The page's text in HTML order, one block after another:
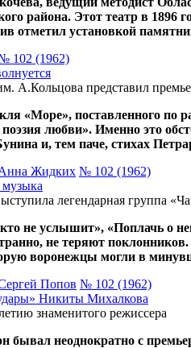
района. Этот театр в 1896
отметил установкой
102 (1962)
А.Кольцова представил
«Море», поставленного по
любви». Именно это
и, тем паче, стихах
Жидких № 102 (1962)
легендарная группа
не услышит», «Поплачь о
не теряют
воронежцы могли в
Попов № 102 (1962)
Никиты Михалкова
знаменитого режиссера
бывал неоднократно с